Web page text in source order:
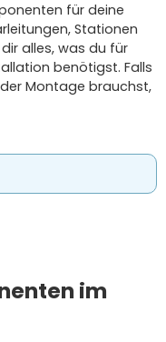
für deine
Stationen
alles, was du für
benötigst. Falls
Montage brauchst,
im